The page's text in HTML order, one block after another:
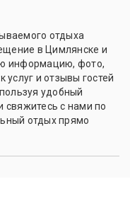
отдыха
в Цимлянске и
информацию, фото,
услуг и отзывы гостей
удобный
свяжитесь с нами по
отдых прямо